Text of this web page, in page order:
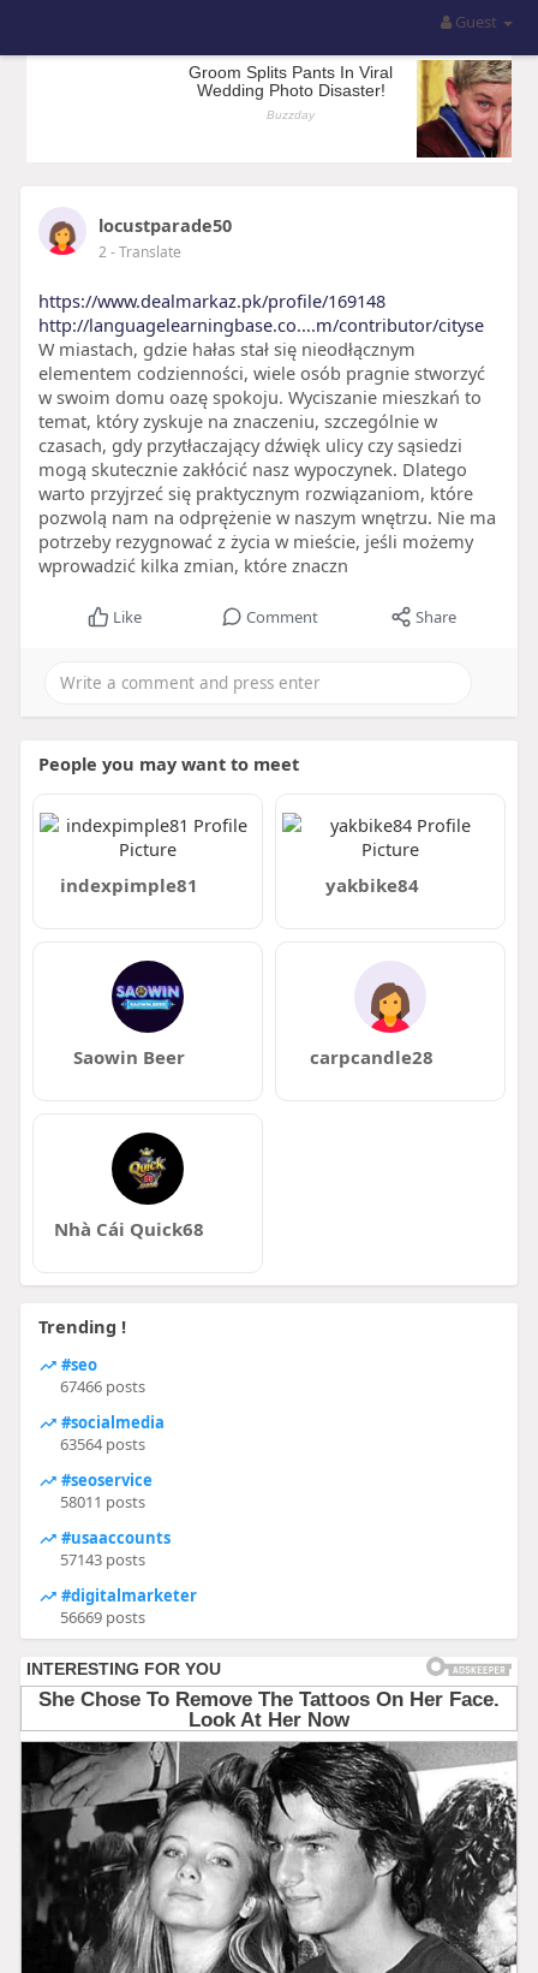
Guest
locustparade50
2- Translate
https://www.dealmarkaz.pk/profile/169148
http://languagelearningbase.co....m/contributor/cityse
W miastach, gdzie hałas stał się nieodłącznym
elementem codzienności, wiele osób pragnie stworzyć
w swoim domu oazę spokoju. Wyciszanie mieszkań to
temat, który zyskuje na znaczeniu, szczególnie w
czasach, gdy przytłaczający dźwięk ulicy czy sąsiedzi
mogą skutecznie zakłócić nasz wypoczynek. Dlatego
warto przyjrzeć się praktycznym rozwiązaniom, które
pozwolą nam na odprężenie w naszym wnętrzu. Nie ma
potrzeby rezygnować z życia w mieście, jeśli możemy
wprowadzić kilka zmian, które znaczn
Like Comment Share
People you may want to meet
indexpimple81 yakbike84
Saowin Beer carpcandle28
Nhà Cái Quick68
Trending !
#seo
67466 posts
#socialmedia
63564 posts
#seoservice
58011 posts
#usaaccounts
57143 posts
#digitalmarketer
56669 posts